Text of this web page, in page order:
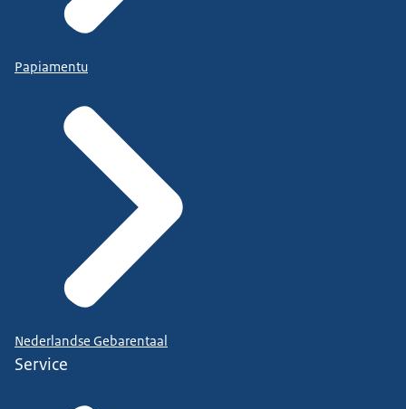
Papiamentu
Nederlandse Gebarentaal
Service